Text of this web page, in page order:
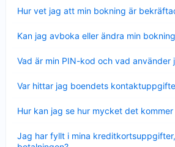
Hur vet jag att min bokning är
mindre
Kan jag avboka eller ändra min
mindre
Vad är min PIN-kod och vad använder
mindre
Var hittar jag boendets
mindre
Hur kan jag se hur mycket det
mindre
Jag har fyllt i mina
mindre